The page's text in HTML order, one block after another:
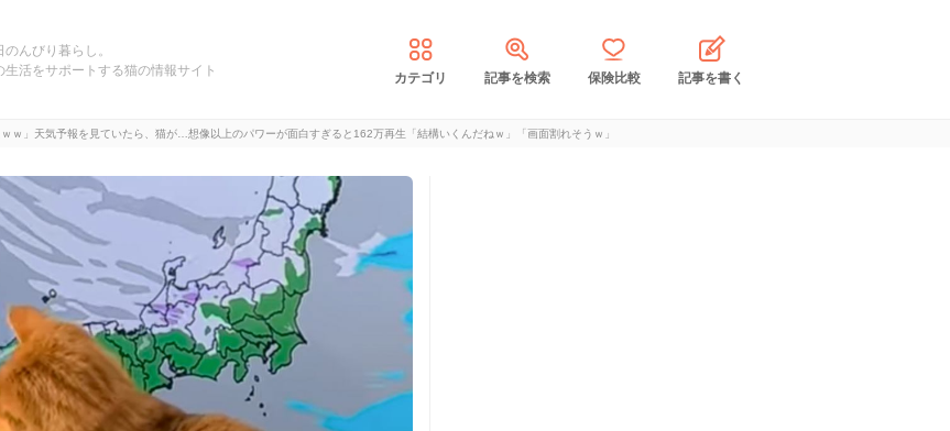
んびり暮らし。
生活をサポートする猫の情報サイト
カテゴリ 記事を検索 保険比較 記事を書く
ｗｗ」天気予報を見ていたら、猫が…想像以上のパワーが面白すぎると162万再生「結構いくんだねｗ」「画面割れそうｗ」